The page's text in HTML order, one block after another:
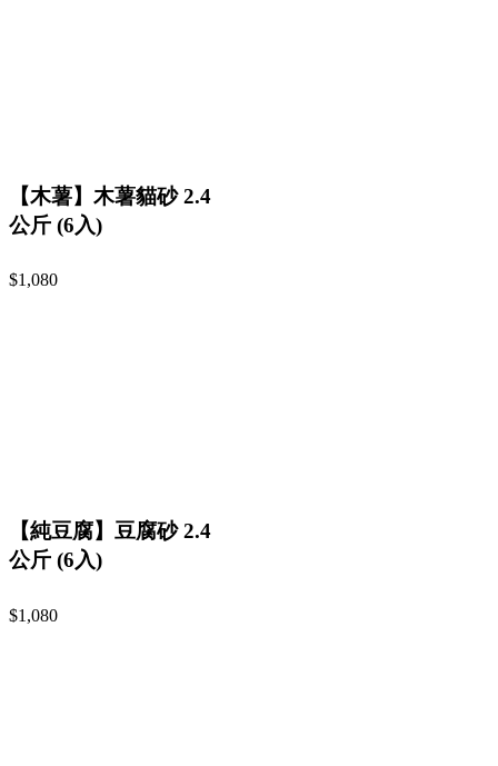
【木薯】木薯貓砂 2.4
公斤 (6入)
$1,080
【純豆腐】豆腐砂 2.4
公斤 (6入)
$1,080